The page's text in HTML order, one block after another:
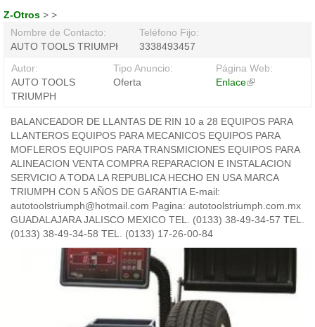
Z-Otros > >
Nombre de Contacto:
AUTO TOOLS TRIUMPH
Teléfono Fijo:
3338493457
Autor:
AUTO TOOLS
TRIUMPH
Tipo Anuncio:
Oferta
Página Web:
Enlace(link
BALANCEADOR DE LLANTAS DE RIN 10 a 28 EQUIPOS PARA
LLANTEROS EQUIPOS PARA MECANICOS EQUIPOS PARA
MOFLEROS EQUIPOS PARA TRANSMICIONES EQUIPOS PARA
ALINEACION VENTA COMPRA REPARACION E INSTALACION
SERVICIO A TODA LA REPUBLICA HECHO EN USA MARCA
TRIUMPH CON 5 AÑOS DE GARANTIA E-mail:
autotoolstriumph@hotmail.com Pagina: autotoolstriumph.com.mx
GUADALAJARA JALISCO MEXICO TEL. (0133) 38-49-34-57 TEL.
(0133) 38-49-34-58 TEL. (0133) 17-26-00-84